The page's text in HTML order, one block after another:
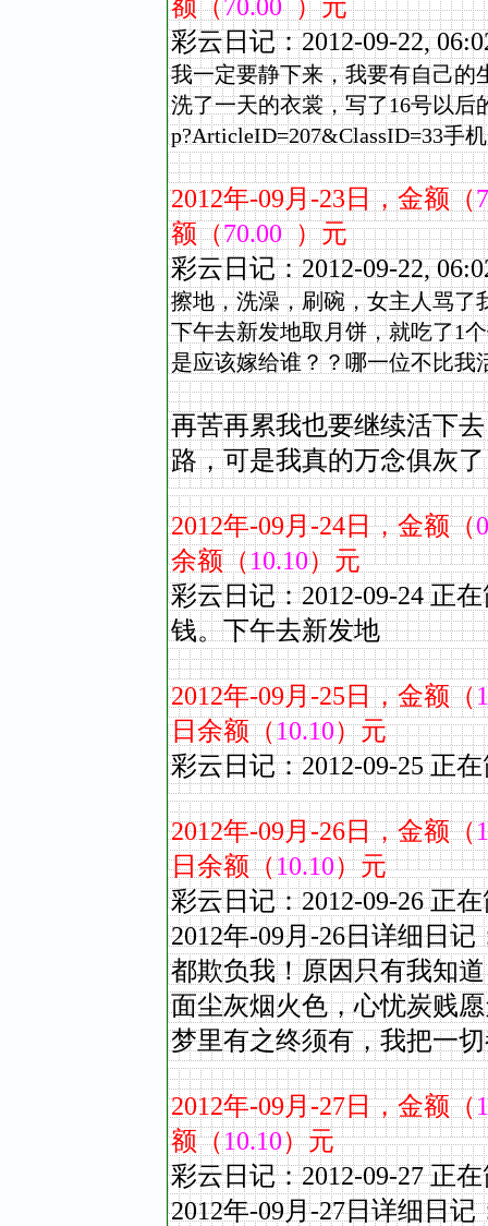
额（70.00）元
彩云日记：2012-09-22,
我一定要静下来，我要有自己的
洗了一天的衣裳，写了16号以
p?ArticleID=207&ClassID=33手
2012年-09月-23日，金额（
额（70.00）元
彩云日记：2012-09-22,
擦地，洗澡，刷碗，女主人骂了
下午去新发地取月饼，就吃了1
是应该嫁给谁？？哪一位不比我
再苦再累我也要继续活下
路，可是我真的万念俱灰
2012年-09月-24日，金额（
余额（10.10）元
彩云日记：2012-09-24 正
钱。下午去新发地
2012年-09月-25日，金额（
日余额（10.10）元
彩云日记：2012-09-25 正
2012年-09月-26日，金额（
日余额（10.10）元
彩云日记：2012-09-26 正
2012年-09月-26日详细日记
都欺负我！原因只有我知
面尘灰烟火色，心忧炭贱
梦里有之终须有，我把一
2012年-09月-27日，金额（
额（10.10）元
彩云日记：2012-09-27 正
2012年-09月-27日详细日记